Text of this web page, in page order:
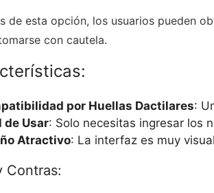
de esta opción, los usuarios pueden
con cautela.
por Huellas Dactilares:
de Usar: Solo necesitas ingresar los
Atractivo: La interfaz es muy
Contras: